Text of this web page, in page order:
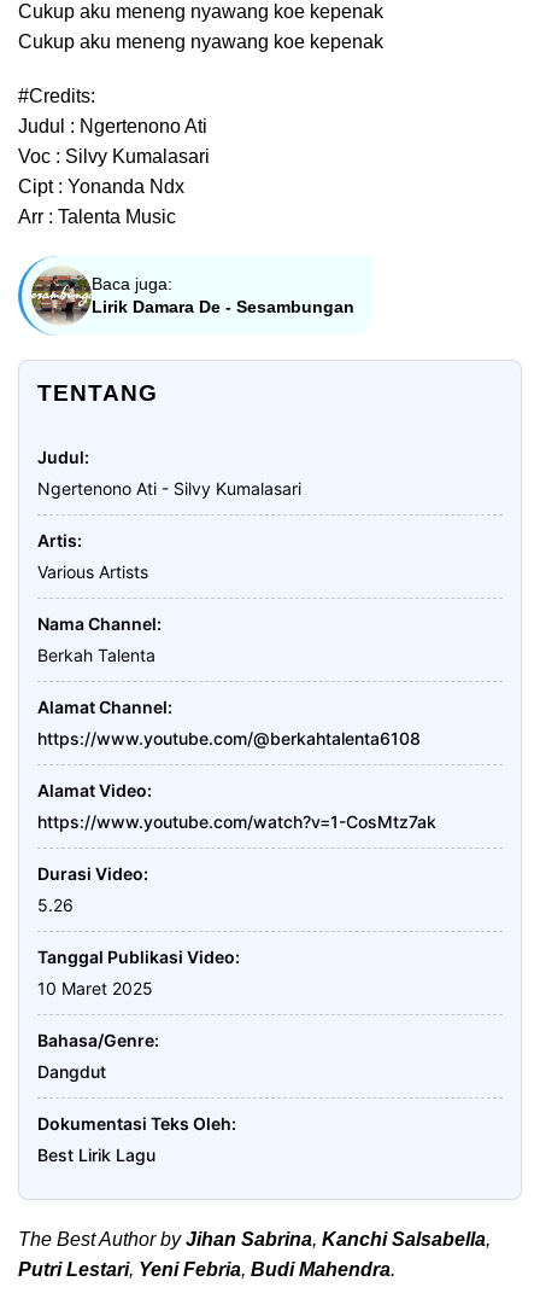
Cukup aku meneng nyawang koe kepenak
Cukup aku meneng nyawang koe kepenak
#Credits:
Judul : Ngertenono Ati
Voc : Silvy Kumalasari
Cipt : Yonanda Ndx
Arr : Talenta Music
Baca juga:
Lirik Damara De - Sesambungan
TENTANG
Judul
Ngertenono Ati - Silvy Kumalasari
Artis
Various Artists
Nama Channel
Berkah Talenta
Alamat Channel
https://www.youtube.com/@berkahtalenta6108
Alamat Video
https://www.youtube.com/watch?v=1-CosMtz7ak
Durasi Video
5.26
Tanggal Publikasi Video
10 Maret 2025
Bahasa/Genre
Dangdut
Dokumentasi Teks Oleh
Best Lirik Lagu
The Best Author byJihan Sabrina, Kanchi Salsabella,
Putri Lestari, Yeni Febria, Budi Mahendra.